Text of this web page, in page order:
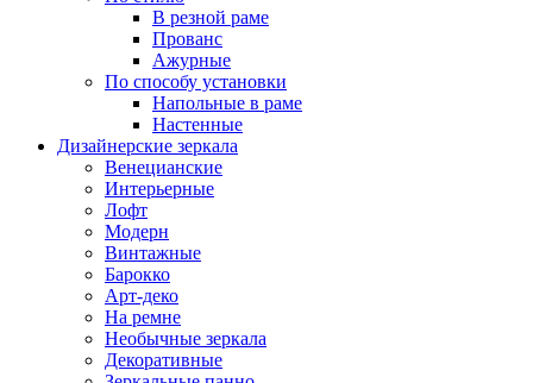
В резной раме
Прованс
Ажурные
По способу установки
Напольные в раме
Настенные
Дизайнерские зеркала
Венецианские
Интерьерные
Лофт
Модерн
Винтажные
Барокко
Арт-деко
На ремне
Необычные зеркала
Декоративные